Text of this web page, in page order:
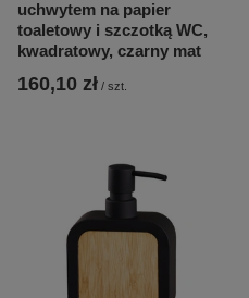
uchwytem na papier
toaletowy i szczotką WC,
kwadratowy, czarny mat
160,10 zł / szt.